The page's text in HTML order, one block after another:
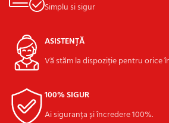
Simplu si sigur
ASISTENȚĂ
Vă stăm la dispoziție pentru orice
100% SIGUR
Ai siguranța și încredere 100%.